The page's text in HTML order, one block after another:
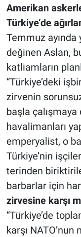
Amerikan
Türkiye’de
Temmuz ayında
değinen Aslan,
katliamların
“Türkiye’deki
zirvenin
başla
havalimanları
emperyalist, o
Türkiye’nin
terinden
barbarlar için
zirvesine karşı
“Türkiye’de
karşı